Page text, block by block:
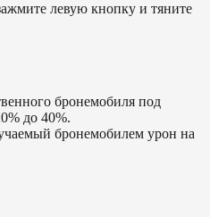
левую кнопку и тяните
бронемобиля под
до 40%.
бронемобилем урон на